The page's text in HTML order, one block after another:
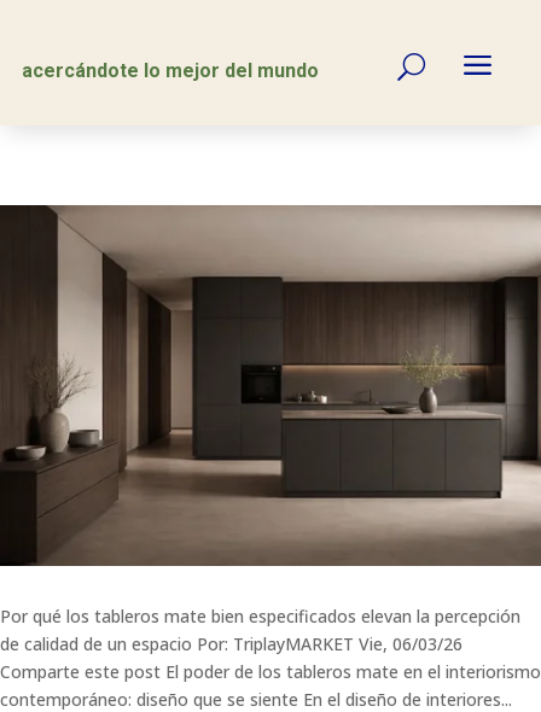
acercándote lo mejor del mundo U a
Por qué los tableros mate bien especificados elevan la percepción
de calidad de un espacio Por: TriplayMARKET Vie, 06/03/26
Comparte este post El poder de los tableros mate en el interiorismo
contemporáneo: diseño que se siente En el diseño de interiores...